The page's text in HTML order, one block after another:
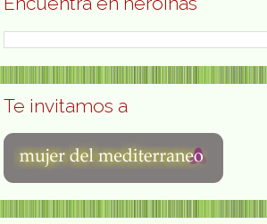
Te invitamos a